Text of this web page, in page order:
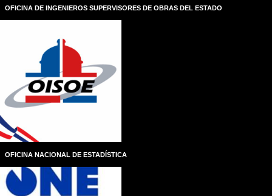
OFICINA DE INGENIEROS SUPERVISORES DE OBRAS DEL ESTADO
OFICINA NACIONAL DE ESTADÍSTICA